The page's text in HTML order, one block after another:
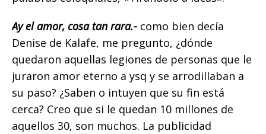
Ay el amor, cosa tan rara.- como bien decía
Denise de Kalafe, me pregunto, ¿dónde
quedaron aquellas legiones de personas que le
juraron amor eterno a ysq y se arrodillaban a
su paso? ¿Saben o intuyen que su fin está
cerca? Creo que si le quedan 10 millones de
aquellos 30, son muchos. La publicidad